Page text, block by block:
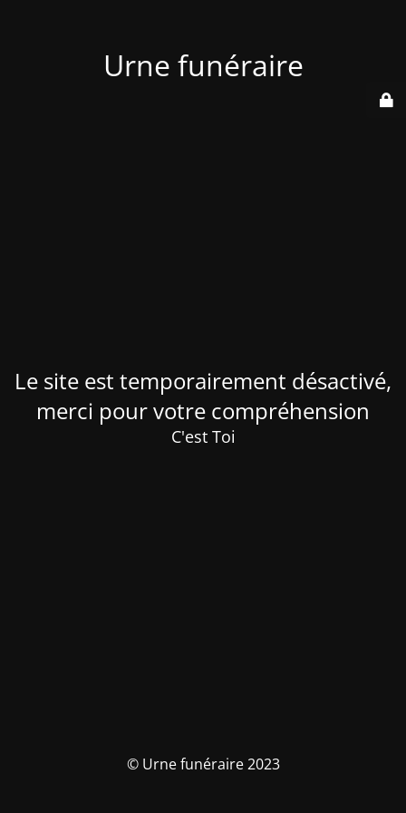
Urne funéraire
Le site est temporairement désactivé,
merci pour votre compréhension
C'est Toi
© Urne funéraire 2023